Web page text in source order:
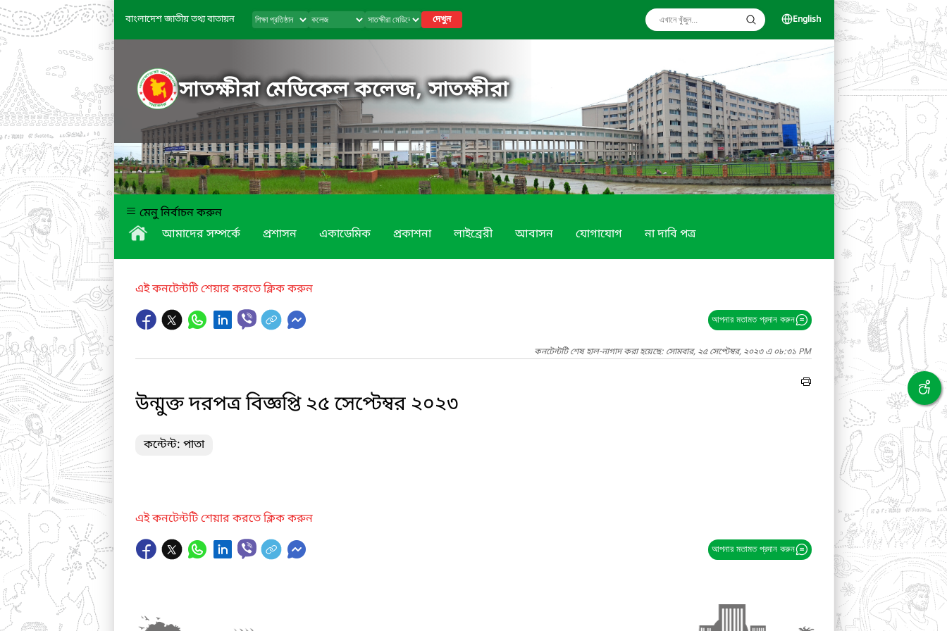
বাংলাদেশ জাতীয় তথ্য বাতায়ন দেখুন English
সাতক্ষীরা মেডিকেল কলেজ, সাতক্ষীরা
মেনু নির্বাচন করুন
আমাদের সম্পর্কে
প্রশাসন একাডেমিক প্রকাশনা লাইব্রেরী আবাসন যোগাযোগ না দাবি পত্র
এই কনটেন্টটি শেয়ার করতে ক্লিক করুন
আপনার মতামত প্রদান করুন
কনটেন্টটি শেষ হাল-নাগাদ করা হয়েছে: সোমবার, ২৫ সেপ্টেম্বর, ২০২৩ এ ০৮:৩১ PM
উন্মুক্ত দরপত্র বিজ্ঞপ্তি ২৫ ‍সেপ্টেম্বর ২০২৩
কন্টেন্ট: পাতা
এই কনটেন্টটি শেয়ার করতে ক্লিক করুন
আপনার মতামত প্রদান করুন